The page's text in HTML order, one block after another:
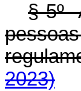
§ 5º
2023)